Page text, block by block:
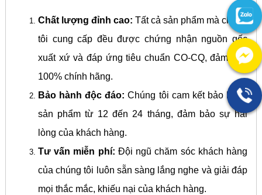
Chất lượng đỉnh cao: Tất cả sản phẩm mà chúng
tôi cung cấp đều được chứng nhận nguồn gốc
xuất xứ và đáp ứng tiêu chuẩn CO-CQ, đảm bảo
100% chính hãng.
Bảo hành độc đáo: Chúng tôi cam kết bảo hành
sản phẩm từ 12 đến 24 tháng, đảm bảo sự hài
lòng của khách hàng.
Tư vấn miễn phí: Đội ngũ chăm sóc khách hàng
của chúng tôi luôn sẵn sàng lắng nghe và giải đáp
mọi thắc mắc, khiếu nại của khách hàng.